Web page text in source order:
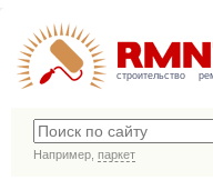
строительство
Например, паркет